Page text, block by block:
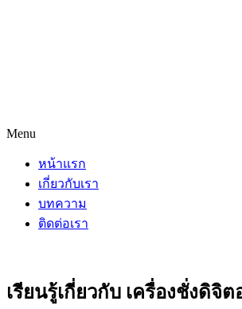
Menu
หน้าแรก
เกี่ยวกับเรา
บทความ
ติดต่อเรา
เรียนรู้เกี่ยวกับ เครื่องชั่งดิ